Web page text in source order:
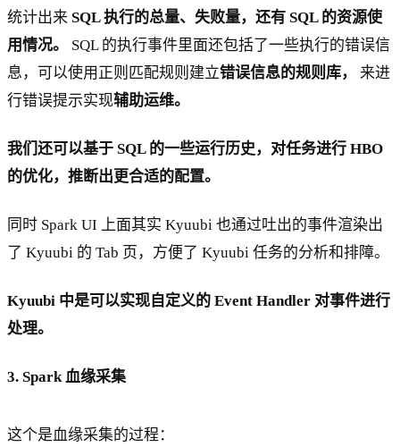
统计出来 SQL 执行的总量、失败量，还有 SQL 的资源使
用情况。
SQL 的执行事件里面还包括了一些执行的错误信
息，可以使用正则匹配规则建立错误信息的规则库，
来进
行错误提示实现辅助运维。
我们还可以基于 SQL 的一些运行历史，对任务进行 HBO
的优化，推断出更合适的配置。
同时 Spark UI 上面其实 Kyuubi 也通过吐出的事件渲染出
了 Kyuubi 的 Tab 页，方便了 Kyuubi 任务的分析和排障。
Kyuubi 中是可以实现自定义的 Event Handler 对事件进行
处理。
3. Spark 血缘采集
这个是血缘采集的过程：